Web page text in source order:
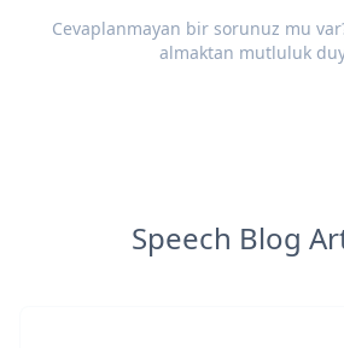
Cevaplanmayan bir sorunuz mu
almaktan mutluluk
Speech Blog